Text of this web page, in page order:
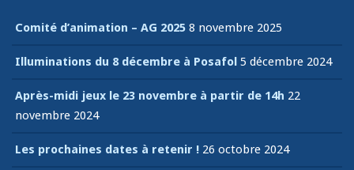
Comité d’animation – AG 2025 8 novembre 2025
Illuminations du 8 décembre à Posafol 5 décembre 2024
Après-midi jeux le 23 novembre à partir de 14h 22
novembre 2024
Les prochaines dates à retenir ! 26 octobre 2024